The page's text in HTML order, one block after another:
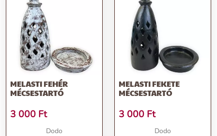
MELASTI FEHÉR
MÉCSESTARTÓ
3 000 Ft
Dodo
MELASTI FEKETE
MÉCSESTARTÓ
3 000 Ft
Dodo